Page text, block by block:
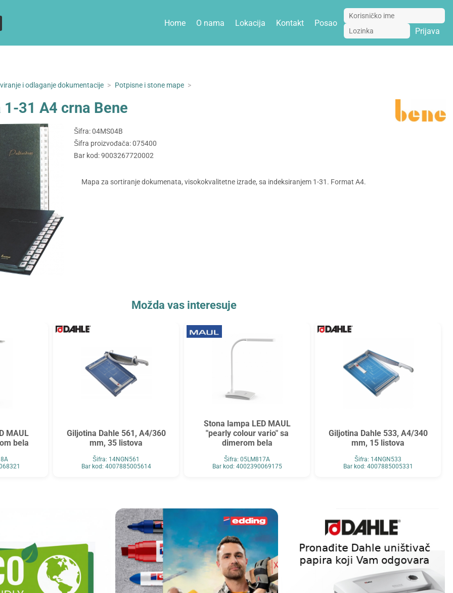
Home O nama Lokacija Kontakt
Posao
Prijava
i odlaganje dokumentacije > Potpisne i stone mape >
1-31 A4 crna Bene
Šifra: 04MS04B
Šifra proizvođača: 075400
Bar kod: 9003267720002
Mapa za sortiranje dokumenata, visokokvalitetne izrade, sa indeksiranjem 1-31. Format A4.
Možda vas interesuje
MAUL
bela
Giljotina Dahle 561, A4/360
mm, 35 listova
Šifra: 14NGN561
Bar kod: 4007885005614
Stona lampa LED MAUL
"pearly colour vario" sa
dimerom bela
Šifra: 05LM817A
Bar kod: 4002390069175
Giljotina Dahle 533, A4/340
mm, 15 listova
Šifra: 14NGN533
Bar kod: 4007885005331